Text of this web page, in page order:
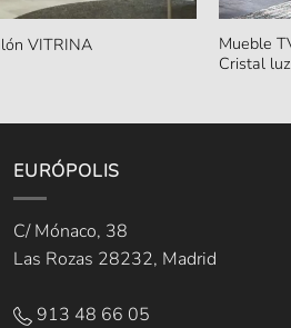
VITRINA
Mueble
Cristal
EURÓPOLIS
C/ Mónaco, 38
Las Rozas 28232, Madrid
913 48 66 05